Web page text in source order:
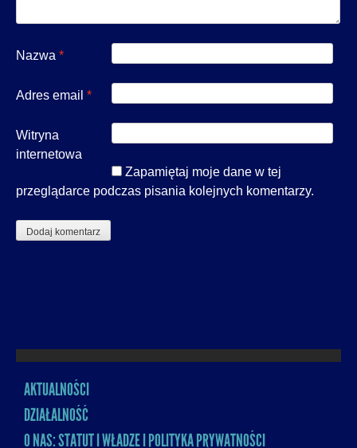
Nazwa *
Adres email *
Witryna
internetowa
Zapamiętaj moje dane w tej
przeglądarce podczas pisania kolejnych komentarzy.
MENU
AKTUALNOŚCI
DZIAŁALNOŚĆ
O NAS: STATUT I WŁADZE I POLITYKA PRYWATNOŚCI